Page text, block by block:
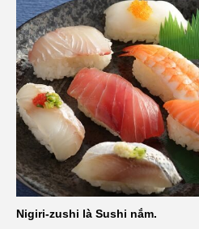
Nigiri-zushi là Sushi nắm.